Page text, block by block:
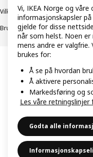
Vilkår og betingelser
Bruk av informasjonskapsler
Vi, IKEA Norge og
informasjonskapsler
gjelde for disse
når som helst. Noen
mens andre er
brukes for:
Å se på hvordan
Å aktivere
Markedsføring og
Les våre
Godta alle